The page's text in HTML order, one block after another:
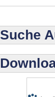
Suche